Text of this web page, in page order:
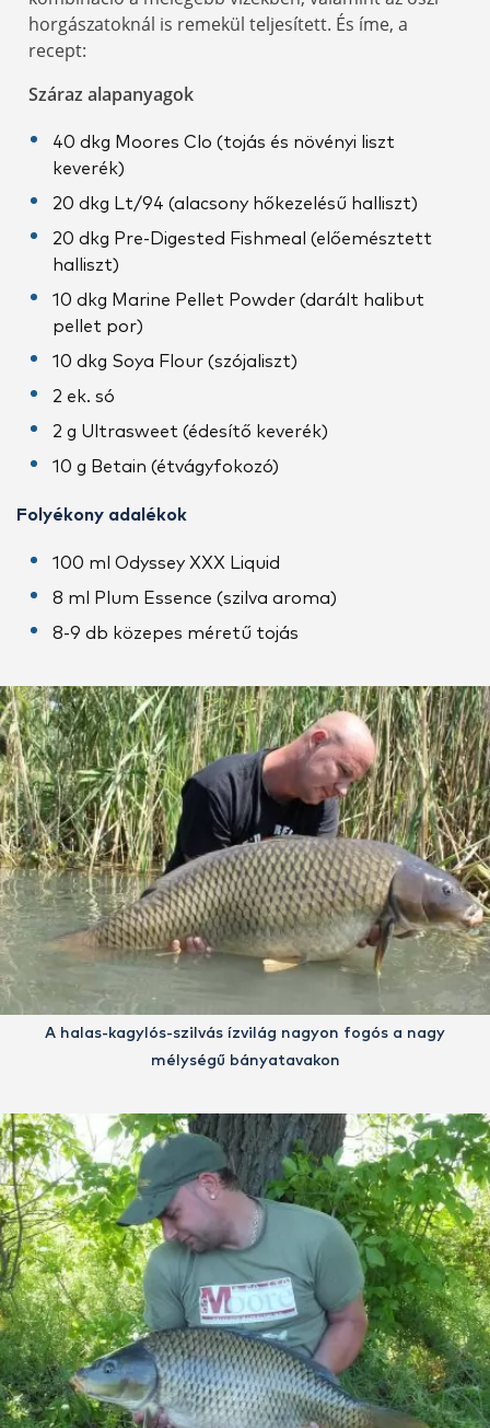
horgászatoknál is remekül teljesített. És íme, a
recept:
Száraz alapanyagok
40 dkg Moores Clo (tojás és növényi liszt
keverék)
20 dkg Lt/94 (alacsony hőkezelésű halliszt)
20 dkg Pre-Digested Fishmeal (előemésztett
halliszt)
10 dkg Marine Pellet Powder (darált halibut
pellet por)
10 dkg Soya Flour (szójaliszt)
2 ek. só
2 g Ultrasweet (édesítő keverék)
10 g Betain (étvágyfokozó)
Folyékony adalékok
100 ml Odyssey XXX Liquid
8 ml Plum Essence (szilva aroma)
8-9 db közepes méretű tojás
A halas-kagylós-szilvás ízvilág nagyon fogós a nagy
mélységű bányatavakon